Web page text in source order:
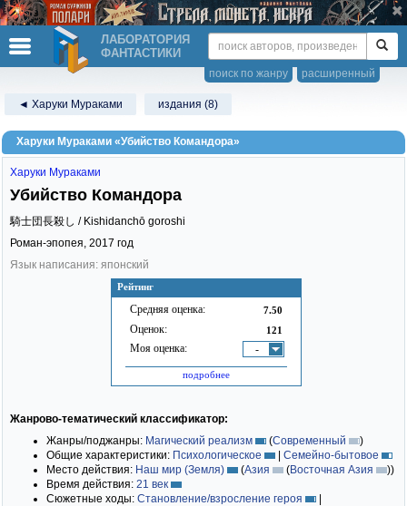
ЛАБОРАТОРИЯ
ФАНТАСТИКИ
расширенный
поиск по жанру
◄ Харуки Мураками издания (8)
Харуки Мураками «Убийство Командора»
Рейтинг
Средняя оценка: 7.50
Оценок: 121
Моя оценка: -
подробнее
Харуки Мураками
Убийство Командора
騎士団長殺し / Kishidanchō goroshi
Роман-эпопея, 2017 год
Язык написания: японский
Жанрово-тематический классификатор:
Жанры/поджанры: Магический реализм (Современный
)
Общие характеристики: Психологическое | Семейно-бытовое
Место действия: Наш мир (Земля) (Азия (Восточная Азия ))
Время действия: 21 век
Сюжетные ходы: Становление/взросление героя
|